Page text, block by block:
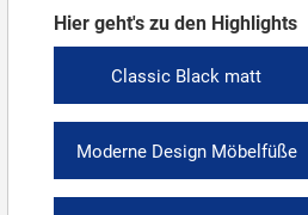
Hier geht's zu den Highlights
Classic Black matt
Moderne Design Möbelfüße